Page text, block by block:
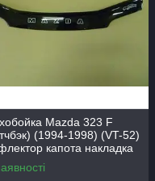
Mazda 323 F
(1994-1998) (VT-52)
капота накладка